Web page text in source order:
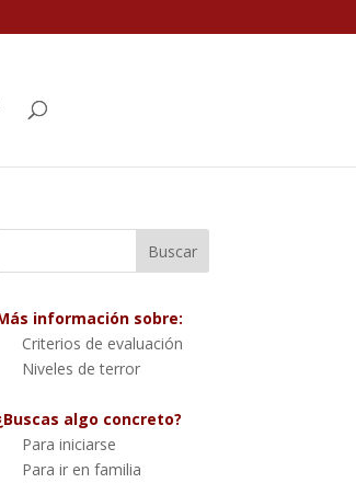
información sobre:
Criterios de evaluación
Niveles de terror
algo concreto?
Para iniciarse
Para ir en familia